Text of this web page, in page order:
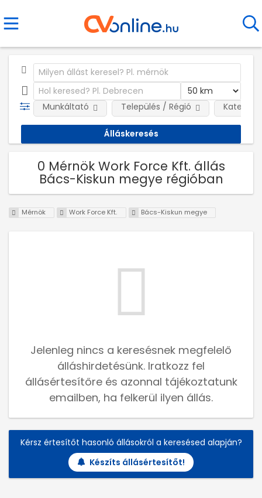
Munkáltató Település / Régió
0 Mérnök Work Force Kft. állás
Bács-Kiskun megye régióban
Mérnök Work Force Kft. Bács-Kiskun megye
Jelenleg nincs a keresésnek megfelelő
álláshirdetésünk. Iratkozz fel
állásértesítőre és azonnal tájékoztatunk
emailben, ha felkerül ilyen állás.
Kérsz értesítőt hasonló állásokról a keresésed alapján?
Készíts állásértesítőt!